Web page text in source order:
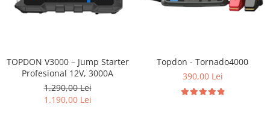
TOPDON V3000 – Jump Starter
Profesional 12V, 3000A
1.290,00 Lei
1.190,00 Lei
Topdon - Tornado4000
390,00 Lei